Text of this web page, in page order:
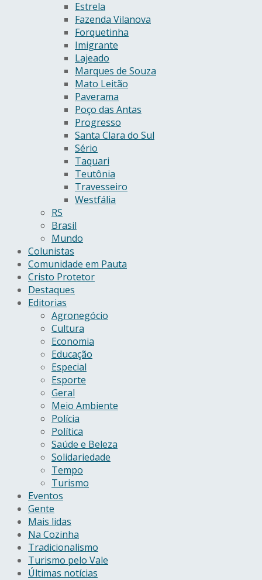
Estrela
Fazenda Vilanova
Forquetinha
Imigrante
Lajeado
Marques de Souza
Mato Leitão
Paverama
Poço das Antas
Progresso
Santa Clara do Sul
Sério
Taquari
Teutônia
Travesseiro
Westfália
RS
Brasil
Mundo
Colunistas
Comunidade em Pauta
Cristo Protetor
Destaques
Editorias
Agronegócio
Cultura
Economia
Educação
Especial
Esporte
Geral
Meio Ambiente
Polícia
Política
Saúde e Beleza
Solidariedade
Tempo
Turismo
Eventos
Gente
Mais lidas
Na Cozinha
Tradicionalismo
Turismo pelo Vale
Últimas notícias